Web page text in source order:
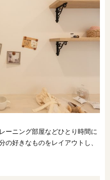
ーニング部屋などひとり時間に
の好きなものをレイアウトし、